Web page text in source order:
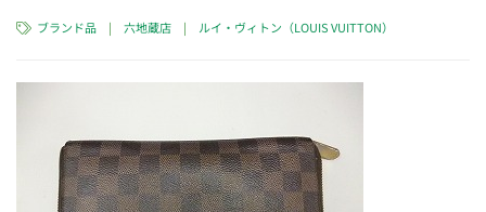
ブランド品 |六地蔵店 | ルイ・ヴィトン（LOUIS VUITTON）